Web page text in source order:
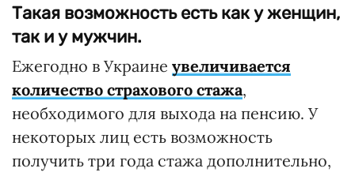
Такая возможность есть как у женщин,
так и у мужчин.
Ежегодно в Украине увеличивается
количество страхового стажа,
необходимого для выхода на пенсию. У
некоторых лиц есть возможность
получить три года стажа дополнительно,